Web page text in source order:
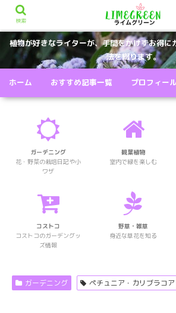
植物が好きなライターが、手間をかけずお得に
法を綴ります。
ホーム おすすめ記事一覧 プロフィール
ガーデニング
花・野菜の栽培日記や小
ワザ
観葉植物
室内で緑を楽しむ
コストコ
コストコのガーデングッ
ズ情報
野草・雑草
身近な草花を知る
ガーデニング ペチュニア・カリブラコア
検索